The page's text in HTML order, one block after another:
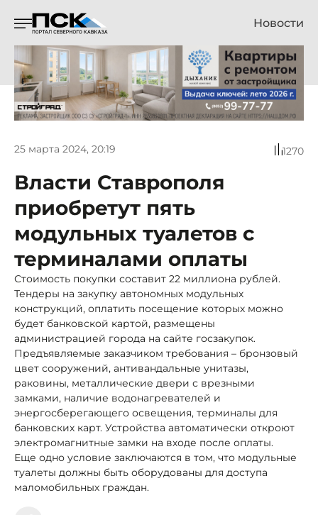
Новости
25 марта 2024, 20:19 1270
Власти Ставрополя
приобретут пять
модульных туалетов с
терминалами оплаты
Стоимость покупки составит 22 миллиона рублей.
Тендеры на закупку автономных модульных
конструкций, оплатить посещение которых можно
будет банковской картой, размещены
администрацией города на сайте госзакупок.
Предъявляемые заказчиком требования – бронзовый
цвет сооружений, антивандальные унитазы,
раковины, металлические двери с врезными
замками, наличие водонагревателей и
энергосберегающего освещения, терминалы для
банковских карт. Устройства автоматически откроют
электромагнитные замки на входе после оплаты.
Еще одно условие заключаются в том, что модульные
туалеты должны быть оборудованы для доступа
маломобильных граждан.